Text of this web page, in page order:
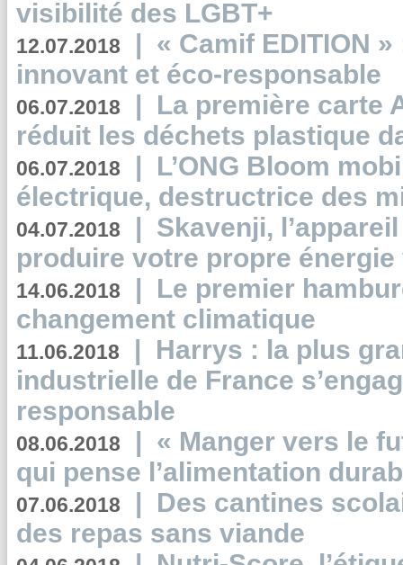
visibilité des LGBT+
12.07.2018 | « Camif EDITION
innovant et éco-responsable
06.07.2018 | La première carte
réduit les déchets plastique
06.07.2018 | L’ONG Bloom
électrique, destructrice des
04.07.2018 | Skavenji,
produire votre propre
14.06.2018 | Le premier
changement climatique
11.06.2018 | Harrys : la plus
industrielle de France
responsable
08.06.2018 | « Manger vers le
qui pense l’alimentation
07.06.2018 | Des cantines
des repas sans viande